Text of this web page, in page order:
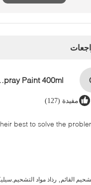
مفيدة (127)
best to solve the
القائم رذاذ مواد